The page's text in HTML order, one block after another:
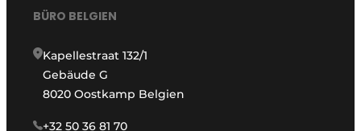
BÜRO BELGIEN
Kapellestraat 132/1
Gebäude G
8020 Oostkamp Belgien
+32 50 36 81 70